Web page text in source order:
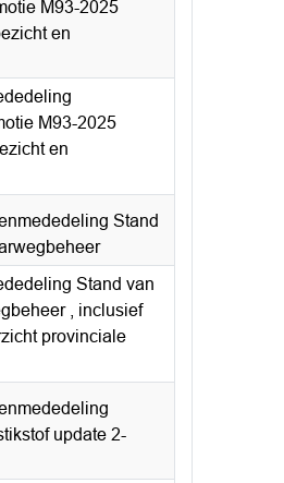
M93-2025
en
M93-2025
en
Stand
Stand van
, inclusief
provinciale
update 2-